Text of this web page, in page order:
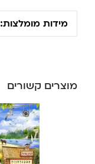
מידות מומלצות:
מוצרים קשורים